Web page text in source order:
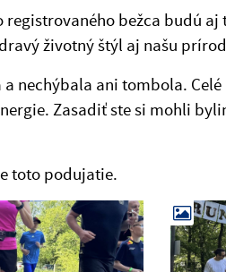
bežca budú aj
životný štýl aj našu
nechýbala ani tombola.
Zasadiť ste si mohli
toto podujatie.